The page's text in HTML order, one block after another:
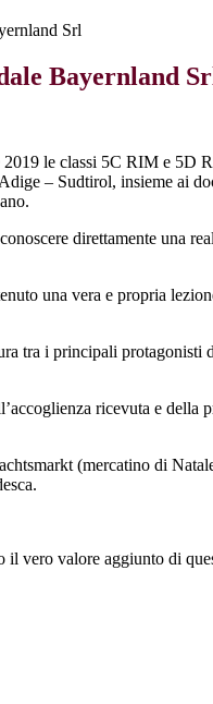
Srl
Bayernland
2019 le classi 5C RIM e 5D
– Sudtirol, insieme ai
direttamente una
una vera e propria
tra i principali protagonisti
ricevuta e della
(mercatino di
il vero valore aggiunto di